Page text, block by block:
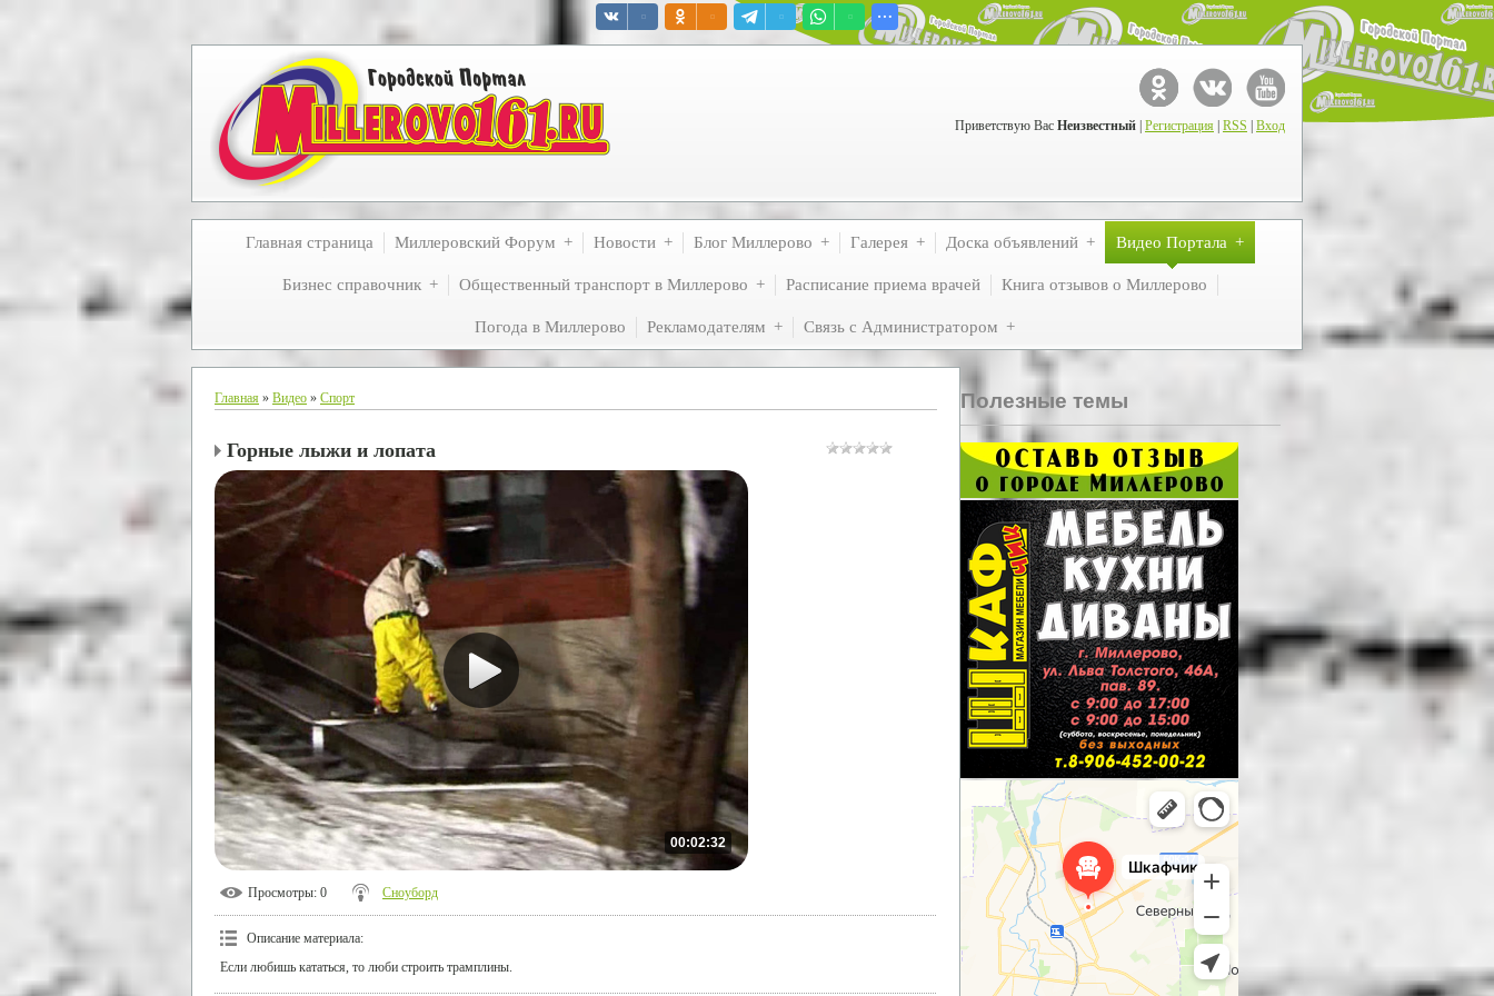
Приветствую Вас Неизвестный Регистрация RSS Вход
Главная страница Миллеровский Форум Новости Блог Миллерово Галерея Доска объявлений Видео Портала
Бизнес справочник Общественный транспорт в Миллерово Расписание приема врачей Книга отзывов о Миллерово
Погода в Миллерово Рекламодателям Связь с Администратором
Главная » Видео » Спорт
Горные лыжи и лопата
00:02:32
Просмотры: 0 Сноуборд
Описание материала:
Если любишь кататься, то люби строить трамплины.
Полезные темы